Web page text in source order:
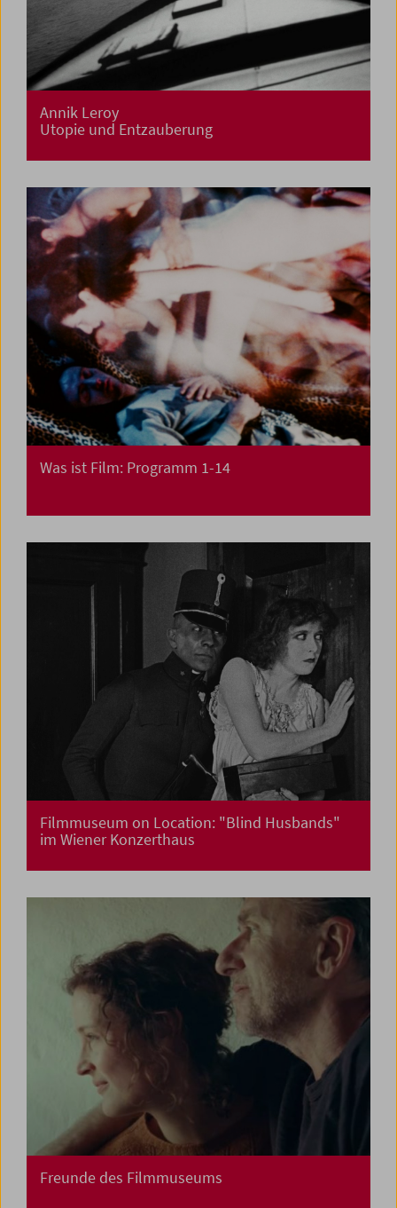
Annik Leroy
Utopie und Entzauberung
Was ist Film: Programm 1-14
Filmmuseum on Location: "Blind Husbands"
im Wiener Konzerthaus
Freunde des Filmmuseums